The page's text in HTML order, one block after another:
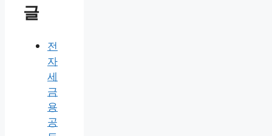
글
전
자
세
금
용
공